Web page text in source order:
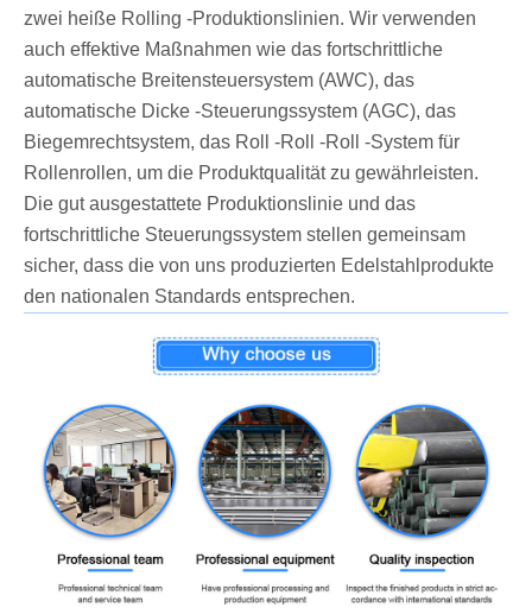
zwei heiße Rolling -Produktionslinien. Wir verwenden
auch effektive Maßnahmen wie das fortschrittliche
automatische Breitensteuersystem (AWC), das
automatische Dicke -Steuerungssystem (AGC), das
Biegemrechtsystem, das Roll -Roll -Roll -System für
Rollenrollen, um die Produktqualität zu gewährleisten.
Die gut ausgestattete Produktionslinie und das
fortschrittliche Steuerungssystem stellen gemeinsam
sicher, dass die von uns produzierten Edelstahlprodukte
den nationalen Standards entsprechen.